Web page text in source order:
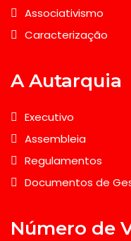
Associativismo
Caracterização
A Autarquia
Executivo
Assembleia
Regulamentos
Documentos de
Número de